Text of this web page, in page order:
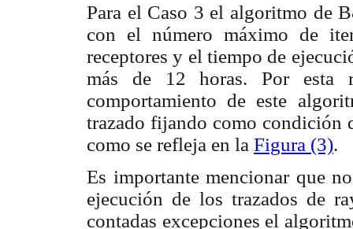
Para el Caso 3 el algoritmo de
con el número máximo de
receptores y el tiempo de
más de 12 horas. Por esta
comportamiento de este
trazado fijando como condición
como se refleja en la Figura (3).
Es importante mencionar que
ejecución de los trazados de
contadas excepciones el